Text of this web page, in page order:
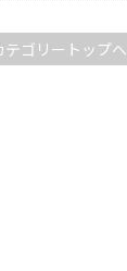
テゴリートップへ